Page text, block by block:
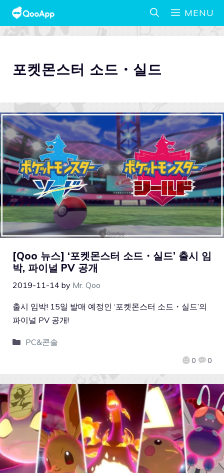
MENU
포켓몬스터 소드・실드
[Qoo 뉴스] ‘포켓몬스터 소드・실드’ 출시 임
박, 파이널 PV 공개
2019-11-14 by Mr. Qoo
0 0
출시 임박! 15일 발매 예정인 ‘포켓몬스터 소드・실드’의
파이널 PV 공개!
PC&콘솔